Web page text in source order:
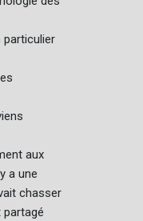
particulier
aux
a une
chasser